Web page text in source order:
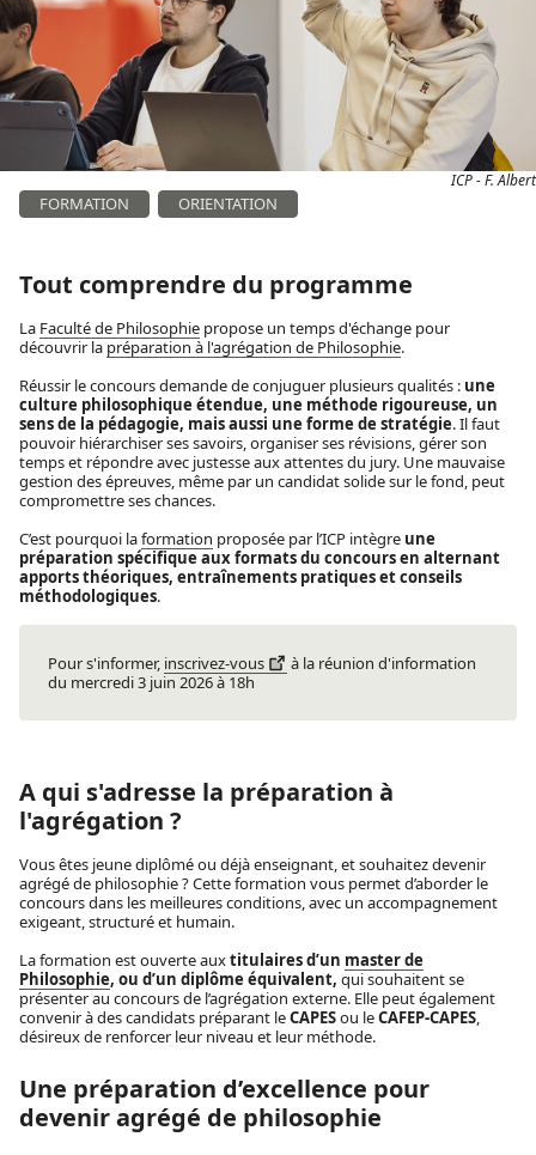
ICP - F. Albert
FORMATION ORIENTATION
Tout comprendre du programme
La Faculté de Philosophie propose un temps d'échange pour
découvrir la préparation à l'agrégation de Philosophie.
Réussir le concours demande de conjuguer plusieurs qualités : une
culture philosophique étendue, une méthode rigoureuse, un
sens de la pédagogie, mais aussi une forme de stratégie. Il faut
pouvoir hiérarchiser ses savoirs, organiser ses révisions, gérer son
temps et répondre avec justesse aux attentes du jury. Une mauvaise
gestion des épreuves, même par un candidat solide sur le fond, peut
compromettre ses chances.
C’est pourquoi laformation proposée par l’ICP intègre une
préparation spécifique aux formats du concours en alternant
apports théoriques, entraînements pratiques et conseils
méthodologiques.
Pour s'informer, inscrivez-vous
à la réunion d'information
du mercredi 3 juin 2026 à 18h
A qui s'adresse la préparation à
l'agrégation ?
Vous êtes jeune diplômé ou déjà enseignant, et souhaitez devenir
agrégé de philosophie ? Cette formation vous permet d’aborder le
concours dans les meilleures conditions, avec un accompagnement
exigeant, structuré et humain.
La formation est ouverte auxtitulaires d’un master de
Philosophie, ou d’un diplôme équivalent, qui souhaitent se
présenter au concours de l’agrégation externe. Elle peut également
convenir à des candidats préparant leCAPESou leCAFEP-CAPES,
désireux de renforcer leur niveau et leur méthode.
Une préparation d’excellence pour
devenir agrégé de philosophie